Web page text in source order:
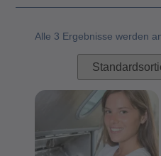
Alle 3 Ergebnisse werden